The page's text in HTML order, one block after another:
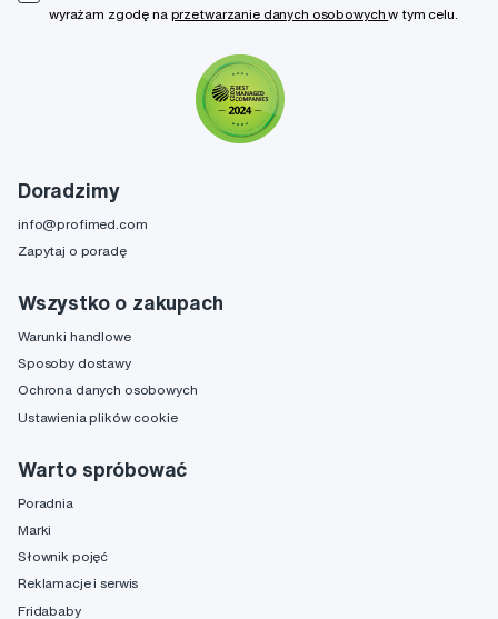
Doradzimy
info@profimed.com
Zapytaj o poradę
Wszystko o zakupach
Warunki handlowe
Sposoby dostawy
Ochrona danych osobowych
Ustawienia plików cookie
Warto spróbować
Poradnia
Marki
Słownik pojęć
Reklamacje i serwis
Fridababy
wyrażam zgodę na przetwarzanie danych osobowychw tym celu.